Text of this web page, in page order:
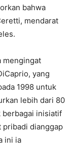
bahwa
mendarat
mengingat
yang
1998 untuk
lebih dari 80
berbagai inisiatif
pribadi dianggap
ini ia